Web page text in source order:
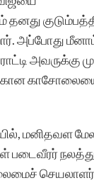
தனது
அப்போது
அவருக்கு
மனிதவள
படைவீரர்